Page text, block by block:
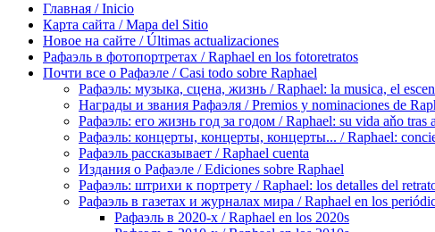
Главная / Inicio
Карта сайта / Mapa del Sitio
Новое на сайте / Últimas actualizaciones
Рафаэль в фотопортретах / Raphael en los fotoretratos
Почти все о Рафаэле / Casi todo sobre Raphael
Рафаэль: музыка, сцена, жизнь / Raphael: la musica, el
Награды и звания Рафаэля / Premios y nominaciones de
Рафаэль: его жизнь год за годом / Raphael: su vida aňo tras
Рафаэль: концерты, концерты, концерты... / Raphael:
Рафаэль рассказывает / Raphael cuenta
Издания о Рафаэле / Ediciones sobre Raphael
Рафаэль: штрихи к портрету / Raphael: los detalles del
Рафаэль в газетах и журналах мира / Raphael en los
Рафаэль в 2020-х / Raphael en los 2020s